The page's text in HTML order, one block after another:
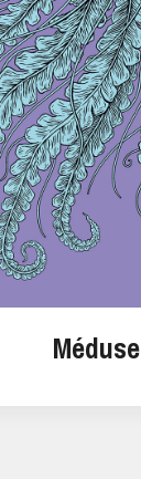
Méduse